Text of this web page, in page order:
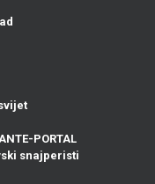
PORTAL
snajperisti